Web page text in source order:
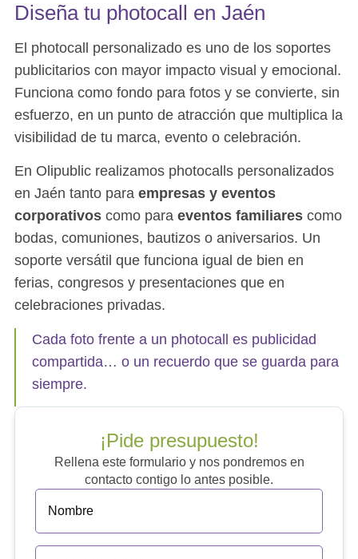
Diseña tu photocall en Jaén
El photocall personalizado es uno de los soportes
publicitarios con mayor impacto visual y emocional.
Funciona como fondo para fotos y se convierte, sin
esfuerzo, en un punto de atracción que multiplica la
visibilidad de tu marca, evento o celebración.
En Olipublic realizamos photocalls personalizados
en Jaén tanto para empresas y eventos
corporativoscomo para eventos familiarescomo
bodas, comuniones, bautizos o aniversarios. Un
soporte versátil que funciona igual de bien en
ferias, congresos y presentaciones que en
celebraciones privadas.
Cada foto frente a un photocall es publicidad
compartida… o un recuerdo que se guarda para
siempre.
¡Pide presupuesto!
Rellena este formulario y nos pondremos en
contacto contigo lo antes posible.